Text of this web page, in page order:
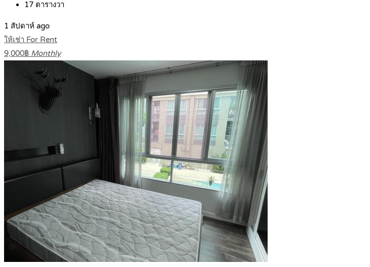
17 ตารางวา
1 สัปดาห์ ago
ให้เช่า For Rent
9,000฿ Monthly